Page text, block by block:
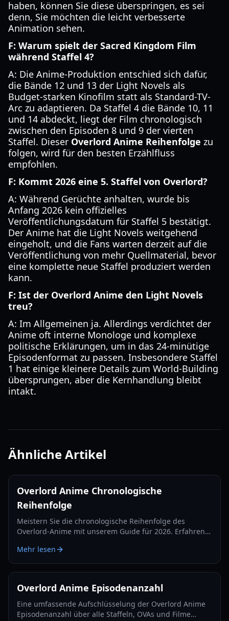
haben, können Sie diese überspringen, es sei
denn, Sie möchten die leicht verbesserte
Animation sehen.
F: Warum spielt der Sacred Kingdom Film
während Staffel 4?
A: Die Anime-Produktion entschied sich dafür,
die Bände 12 und 13 der Light Novels als
Budget-starken Kinofilm statt als Standard-TV-
Arc zu adaptieren. Da Staffel 4 die Bände 10, 11
und 14 abdeckt, liegt der Film chronologisch
zwischen den Episoden 8 und 9 der vierten
Staffel. Dieser Overlord Anime Reihenfolge zu
folgen, wird für den besten Erzählfluss
empfohlen.
F: Kommt 2026 eine 5. Staffel von Overlord?
A: Während Gerüchte anhalten, wurde bis
Anfang 2026 kein offizielles
Veröffentlichungsdatum für Staffel 5 bestätigt.
Der Anime hat die Light Novels weitgehend
eingeholt, und die Fans warten derzeit auf die
Veröffentlichung von mehr Quellmaterial, bevor
eine komplette neue Staffel produziert werden
kann.
F: Ist der Overlord Anime den Light Novels
treu?
A: Im Allgemeinen ja. Allerdings verdichtet der
Anime oft interne Monologe und komplexe
politische Erklärungen, um in das 24-minütige
Episodenformat zu passen. Insbesondere Staffel
1 hat einige kleinere Details zum World-Building
übersprungen, aber die Kernhandlung bleibt
intakt.
Ähnliche Artikel
Overlord Anime Chronologische
Reihenfolge
Meistern Sie die chronologische Reihenfolge des
Overlord-Anime mit unserem Guide für 2026. Erfahren
Sie die Reise von Ainz Ooal Gown verfolgen können.
Mehr lesen
Overlord Anime Episodenanzahl
Eine umfassende Aufschlüsselung der Overlord Anime
Episodenanzahl über alle Staffeln, OVAs und Filme